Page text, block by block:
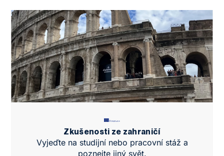
Zkušenosti ze zahraničí
Vyjeďte na studijní nebo pracovní stáž a
poznejte jiný svět.